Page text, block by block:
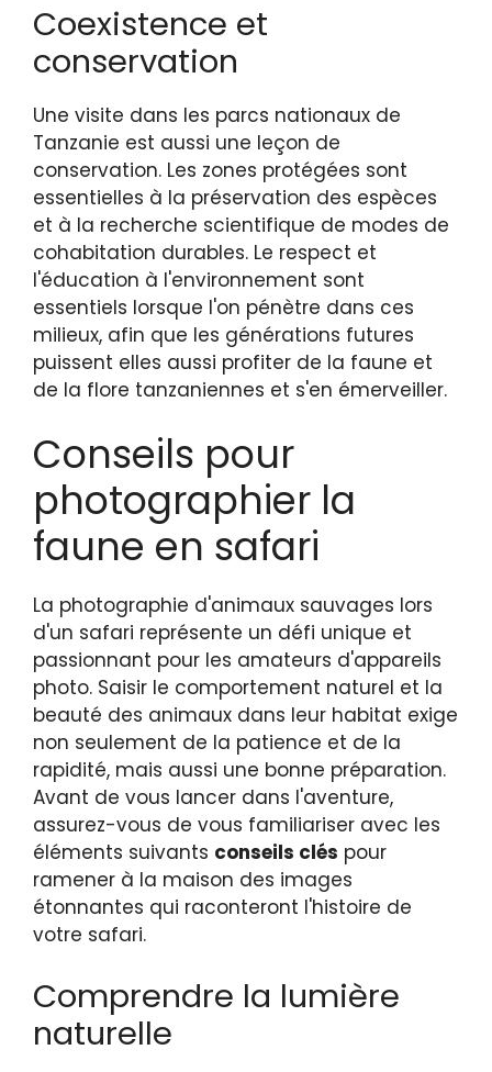
Coexistence et
conservation
Une visite dans les parcs nationaux de
Tanzanie est aussi une leçon de
conservation. Les zones protégées sont
essentielles à la préservation des espèces
et à la recherche scientifique de modes de
cohabitation durables. Le respect et
l'éducation à l'environnement sont
essentiels lorsque l'on pénètre dans ces
milieux, afin que les générations futures
puissent elles aussi profiter de la faune et
de la flore tanzaniennes et s'en émerveiller.
Conseils pour
photographier la
faune en safari
La photographie d'animaux sauvages lors
d'un safari représente un défi unique et
passionnant pour les amateurs d'appareils
photo. Saisir le comportement naturel et la
beauté des animaux dans leur habitat exige
non seulement de la patience et de la
rapidité, mais aussi une bonne préparation.
Avant de vous lancer dans l'aventure,
assurez-vous de vous familiariser avec les
éléments suivants conseils clés pour
ramener à la maison des images
étonnantes qui raconteront l'histoire de
votre safari.
Comprendre la lumière
naturelle